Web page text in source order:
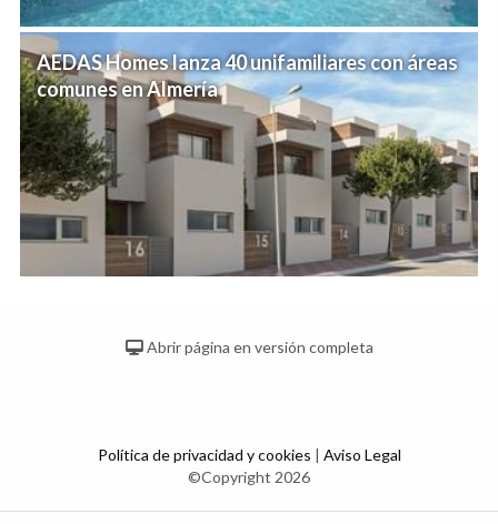
AEDAS Homes lanza 40 unifamiliares con áreas
comunes en Almería
Abrir página en versión completa
Política de privacidad y cookies | Aviso Legal
©Copyright 2026